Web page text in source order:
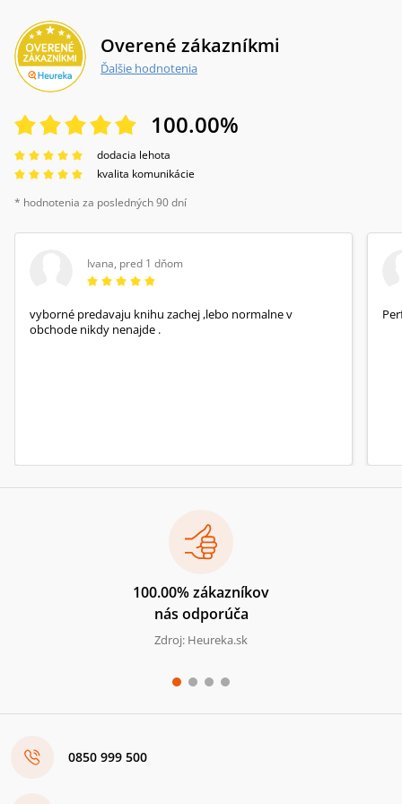
Kosatík
Overené zákazníkmi
Ďalšie hodnotenia
100.00%
dodacia lehota
kvalita komunikácie
* hodnotenia za posledných 90 dní
Ivana, pred 1 dňom
vyborné predavaju knihu zachej ,lebo normalne v
obchode nikdy nenajde .
100.00% zákazníkov
nás odporúča
Zdroj: Heureka.sk
0850 999 500